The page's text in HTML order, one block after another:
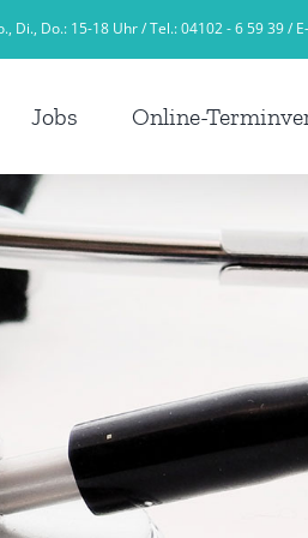
Di., Do.: 15-18 Uhr / Tel.: 04102 - 6 59 39 /
Jobs Online-